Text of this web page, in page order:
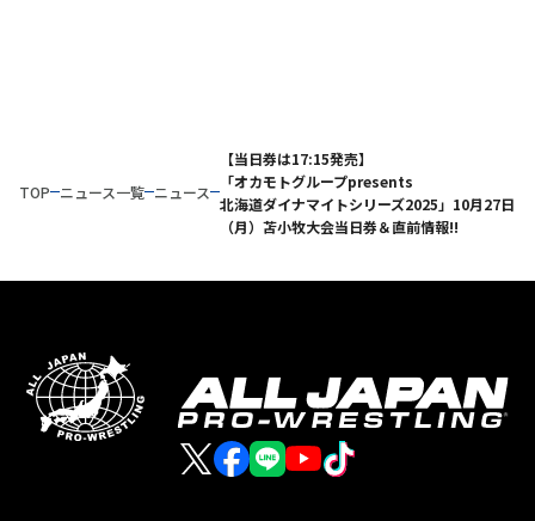
TOP ニュース一覧 ニュース
【当日券は17:15発売】
「オカモトグループpresents
北海道ダイナマイトシリーズ2025」10月27日
（月）苫小牧大会当日券＆直前情報!!